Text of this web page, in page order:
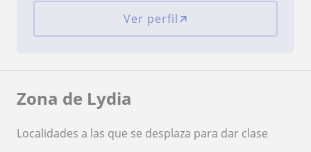
Ver perfil
Zona de Lydia
Localidades a las que se desplaza para dar clase